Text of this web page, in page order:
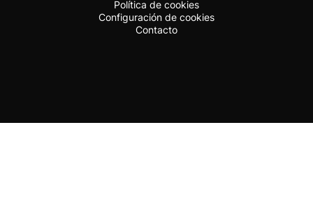
Política de cookies
Configuración de cookies
Contacto